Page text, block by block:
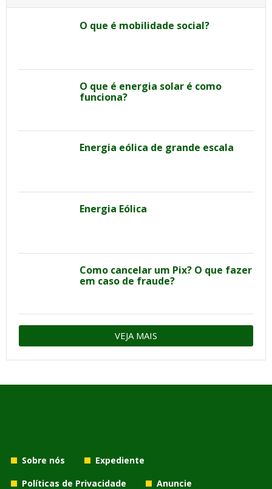
O que é mobilidade social?
O que é energia solar é como
funciona?
Energia eólica de grande escala
Energia Eólica
Como cancelar um Pix? O que fazer
em caso de fraude?
VEJA MAIS
Sobre nós
Expediente
Políticas de Privacidade
Anuncie